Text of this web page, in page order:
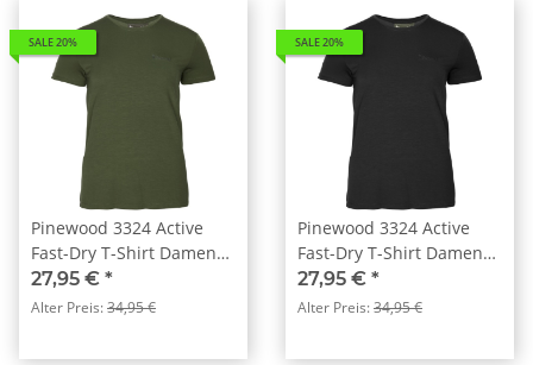
SALE 20%
Pinewood 3324 Active
Fast-Dry T-Shirt Damen
Pine Green (759)
27,95 € *
Alter Preis:34,95 €
SALE 20%
Pinewood 3324 Active
Fast-Dry T-Shirt Damen
Schwarz (400)
27,95 € *
Alter Preis:34,95 €